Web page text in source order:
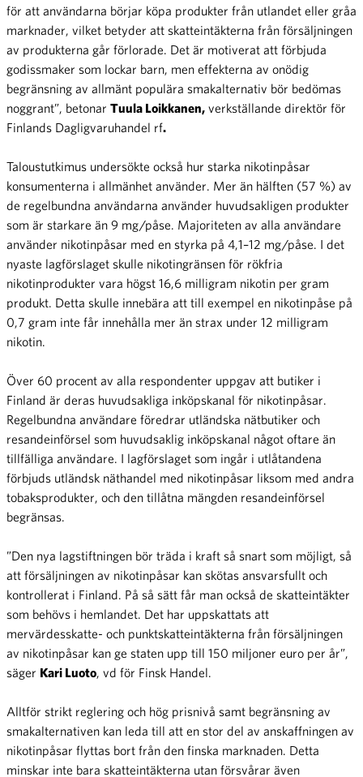
för att användarna börjar köpa produkter från utlandet eller gråa
marknader, vilket betyder att skatteintäkterna från försäljningen
av produkterna går förlorade. Det är motiverat att förbjuda
godissmaker som lockar barn, men effekterna av onödig
begränsning av allmänt populära smakalternativ bör bedömas
noggrant”, betonar Tuula Loikkanen, verkställande direktör för
Finlands Dagligvaruhandel rf.
Taloustutkimus undersökte också hur starka nikotinpåsar
konsumenterna i allmänhet använder. Mer än hälften (57 %) av
de regelbundna användarna använder huvudsakligen produkter
som är starkare än 9 mg/påse. Majoriteten av alla användare
använder nikotinpåsar med en styrka på 4,1–12 mg/påse. I det
nyaste lagförslaget skulle nikotingränsen för rökfria
nikotinprodukter vara högst 16,6 milligram nikotin per gram
produkt. Detta skulle innebära att till exempel en nikotinpåse på
0,7 gram inte får innehålla mer än strax under 12 milligram
nikotin.
Över 60 procent av alla respondenter uppgav att butiker i
Finland är deras huvudsakliga inköpskanal för nikotinpåsar.
Regelbundna användare föredrar utländska nätbutiker och
resandeinförsel som huvudsaklig inköpskanal något oftare än
tillfälliga användare. I lagförslaget som ingår i utlåtandena
förbjuds utländsk näthandel med nikotinpåsar liksom med andra
tobaksprodukter, och den tillåtna mängden resandeinförsel
begränsas.
”Den nya lagstiftningen bör träda i kraft så snart som möjligt, så
att försäljningen av nikotinpåsar kan skötas ansvarsfullt och
kontrollerat i Finland. På så sätt får man också de skatteintäkter
som behövs i hemlandet. Det har uppskattats att
mervärdesskatte- och punktskatteintäkterna från försäljningen
av nikotinpåsar kan ge staten upp till 150 miljoner euro per år”,
säger Kari Luoto, vd för Finsk Handel.
Alltför strikt reglering och hög prisnivå samt begränsning av
smakalternativen kan leda till att en stor del av anskaffningen av
nikotinpåsar flyttas bort från den finska marknaden. Detta
minskar inte bara skatteintäkterna utan försvårar även